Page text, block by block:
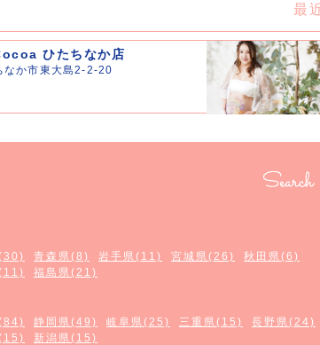
最
ひたちなか店
なか市東大島2-2-20
青森県(8) 岩手県(11) 宮城県(26)
秋田県(6)
福島県(21)
静岡県(49) 岐阜県(25) 三重県(15)
長野県(24)
新潟県(15)